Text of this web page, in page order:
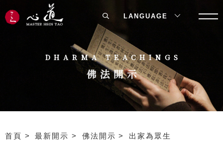
DHARMA TEACHINGS
佛法開示
首頁 最新開示 佛法開示 出家為眾生
LANGUAGE